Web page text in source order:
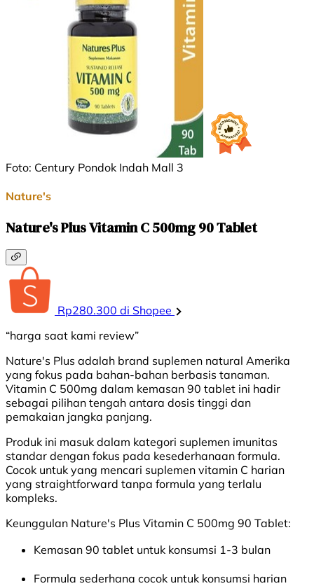
Foto: Century Pondok Indah Mall 3
Nature's
Nature's Plus Vitamin C 500mg 90 Tablet
Rp280.300 di Shopee
“harga saat kami review”
Nature's Plus adalah brand suplemen natural Amerika
yang fokus pada bahan-bahan berbasis tanaman.
Vitamin C 500mg dalam kemasan 90 tablet ini hadir
sebagai pilihan tengah antara dosis tinggi dan
pemakaian jangka panjang.
Produk ini masuk dalam kategori suplemen imunitas
standar dengan fokus pada kesederhanaan formula.
Cocok untuk yang mencari suplemen vitamin C harian
yang straightforward tanpa formula yang terlalu
kompleks.
Keunggulan Nature's Plus Vitamin C 500mg 90 Tablet:
Kemasan 90 tablet untuk konsumsi 1-3 bulan
Formula sederhana cocok untuk konsumsi harian